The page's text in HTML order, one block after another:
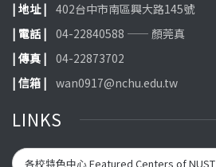
| 地址 | 402台中市南區興大路145號
| 電話 | 04-22840588 —— 顏莞真
| 傳真 | 04-22873702
| 信箱 | wan0917@nchu.edu.tw
LINKS
各校特色中心 Featured Centers of NUST